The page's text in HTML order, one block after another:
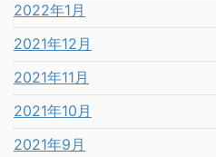
2022年1月
2021年12月
2021年11月
2021年10月
2021年9月